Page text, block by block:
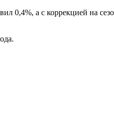
0,4%, а с коррекцией на